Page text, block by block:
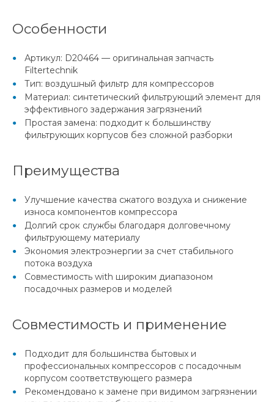
Особенности
Артикул: D20464 — оригинальная запчасть
Filtertechnik
Тип: воздушный фильтр для компрессоров
Материал: синтетический фильтрующий элемент для
эффективного задержания загрязнений
Простая замена: подходит к большинству
фильтрующих корпусов без сложной разборки
Преимущества
Улучшение качества сжатого воздуха и снижение
износа компонентов компрессора
Долгий срок службы благодаря долговечному
фильтрующему материалу
Экономия электроэнергии за счет стабильного
потока воздуха
Совместимость with широким диапазоном
посадочных размеров и моделей
Совместимость и применение
Подходит для большинства бытовых и
профессиональных компрессоров с посадочным
корпусом соответствующего размера
Рекомендовано к замене при видимом загрязнении